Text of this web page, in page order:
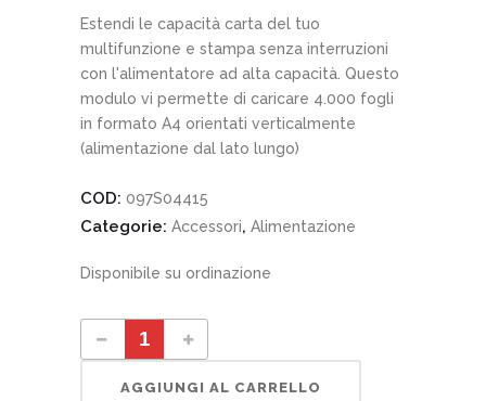
Estendi le capacità carta del tuo
multifunzione e stampa senza interruzioni
con l'alimentatore ad alta capacità. Questo
modulo vi permette di caricare 4.000 fogli
in formato A4 orientati verticalmente
(alimentazione dal lato lungo)
COD: 097S04415
Categorie: Accessori, Alimentazione
Disponibile su ordinazione
097S04415 Alimentatore ad alta capacità quantity
AGGIUNGI AL CARRELLO